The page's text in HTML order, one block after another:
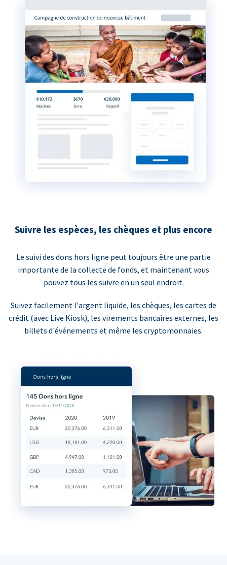
Suivre les espèces, les chèques et plus encore
Le suivi des dons hors ligne peut toujours être une partie
importante de la collecte de fonds, et maintenant vous
pouvez tous les suivre en un seul endroit.
Suivez facilement l'argent liquide, les chèques, les cartes de
crédit (avec Live Kiosk), les virements bancaires externes, les
billets d'événements et même les cryptomonnaies.